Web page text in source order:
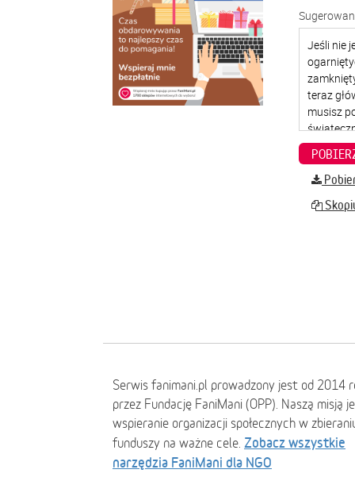
Serwis fanimani.pl prowadzony jest od 2014
przez Fundację FaniMani (OPP). Naszą misją
wspieranie organizacji społecznych w
funduszy na ważne cele. Zobacz wszystkie
narzędzia FaniMani dla NGO